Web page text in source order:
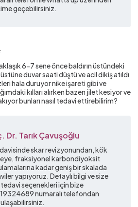
geçebilirsiniz.
6-7 sene önce baldırın üstündeki
duvar saati düştü ve acil dikiş atıldı
hala duruyor nike işareti gibi ve
kılları alırken bazen jilet kesiyor ve
bunları nasıl tedavi ettirebilirim?
Dr. Tarık Çavuşoğlu
skar revizyonundan, kök
fraksiyonel karbondiyoksit
kadar geniş bir skalada
yapıyoruz. Detaylı bilgi ve size
seçenekleri için bize
numaralı telefondan